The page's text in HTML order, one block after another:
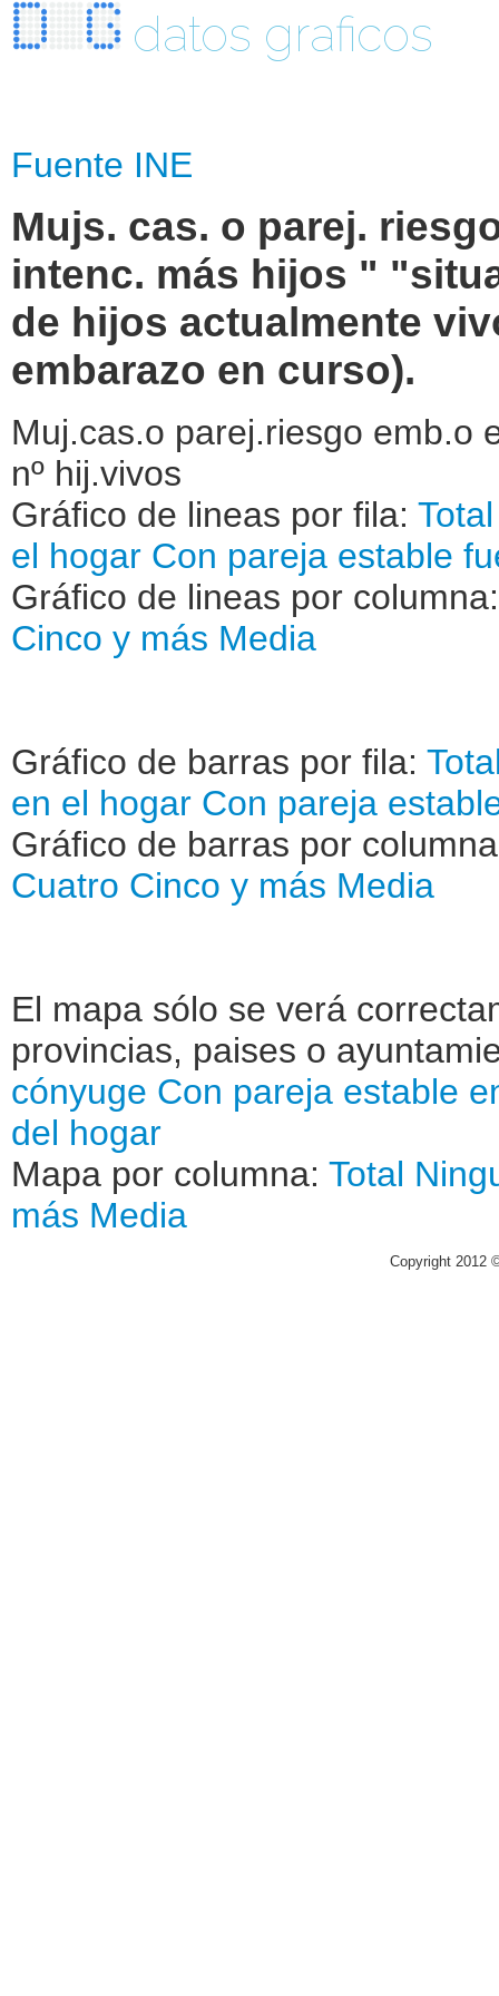
datos graficos
Fuente INE
Mujs. cas. o parej.
intenc. más hijos "
de hijos actualmente
embarazo en curso).
Muj.cas.o parej.riesgo emb.o
nº hij.vivos
Gráfico de lineas por fila: Total
el hogar Con pareja estable
Gráfico de lineas por
Cinco y más Media
Gráfico de barras por fila:
en el hogar Con pareja
Gráfico de barras por
Cuatro Cinco y más Media
El mapa sólo se verá
provincias, paises o
cónyuge Con pareja estable
del hogar
Mapa por columna: Total
más Media
Copyright 2012